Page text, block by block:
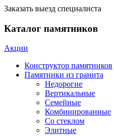
Заказать выезд специалиста
Каталог памятников
Акции
Конструктор памятников
Памятники из гранита
Недорогие
Вертикальные
Семейные
Комбинированные
Со стеклом
Элитные